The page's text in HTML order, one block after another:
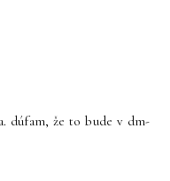
dúfam, že to bude v dm-